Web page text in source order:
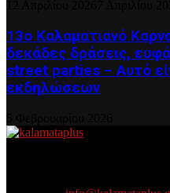
13ο Καλαματιανό
δεκάδες δράσεις,
street parties – Αυτό
εκδηλώσεων